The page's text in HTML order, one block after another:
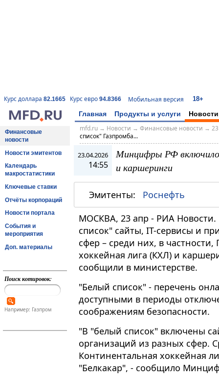
Курс доллара 82.1665 Курс евро 94.8366 Мобильная версия 18+
Главная Продукты и услуги Новости
Финансовые
новости
Новости эмитентов
Календарь
макростатистики
Ключевые ставки
Отчёты корпораций
Новости портала
События и
мероприятия
Доп. материалы
Поиск котировок:
Например: Газпром
mfd.ru→ Новости → Финансовые новости →
список" Газпромба...
23.04.2026
14:55
Минцифры РФ
и каршеринги
Эмитенты: Роснефть
МОСКВА, 23 апр - РИА
список" сайты, IT-сервисы и
сфер – среди них, в
хоккейная лига (КХЛ) и
сообщили в министерстве.
"Белый список" - перечень
доступными в периоды
соображениям безопасности​​​.
"В "белый список" включены
организаций из разных сфер.
Континентальная хоккейная
"Белкакар", - сообщило